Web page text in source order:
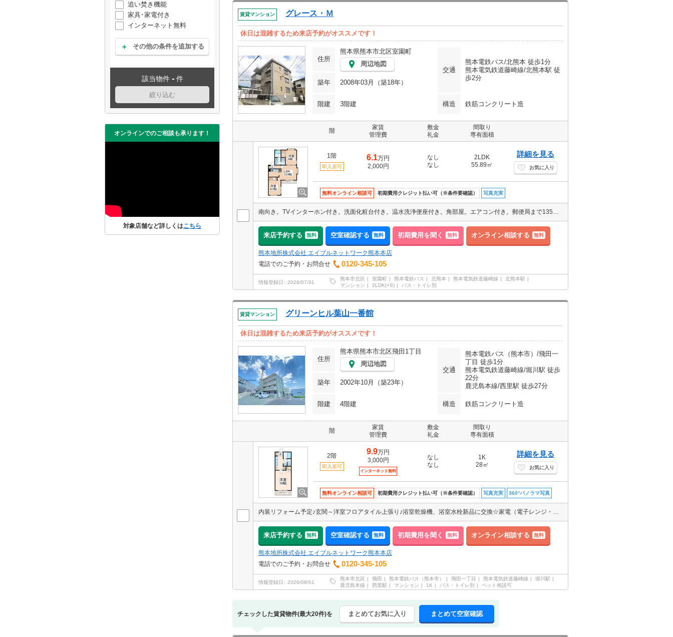
追い焚き機能
家具･家電付き
インターネット無料
その他の条件を追加する
該当物件 - 件
絞り込む
オンラインでのご相談も承ります！
対象店舗など詳しくはこちら
賃貸マンション グレース・Ｍ
休日は混雑するため来店予約がオススメです！
住所
熊本県熊本市北区室園町
周辺地図
交通
熊本電鉄バス/北熊本 徒歩1分
熊本電気鉄道藤崎線/北熊本駅 徒
歩2分
築年 2008年03月（築18年）
階建 3階建 構造 鉄筋コンクリート造
階
家賃
管理費
敷金
礼金
間取り
専有面積
1階
即入居可
6.1万円
2,000円
なし
なし
2LDK
55.89㎡
詳細を見る
お気に入り
無料オンライン相談可 初期費用クレジット払い可（※条件要確認） 写真充実
南向き。TVインターホン付き。洗面化粧台付き。温水洗浄便座付き。角部屋。エアコン付き。郵便局まで135ｍ。コンビニまで279ｍ。ディスカウントショップまで291ｍ。
来店予約する 無料 空室確認する 無料 初期費用を聞く 無料 オンライン相談する 無料
熊本地所株式会社 エイブルネットワーク熊本本店
電話でのご予約・お問合せ
0120-345-105
情報登録日 2026/07/31
熊本市北区 室園町 熊本電鉄バス 北熊本 熊本電気鉄道藤崎線
北熊本駅
マンション
2LDK(+S) バス・トイレ別
賃貸マンション グリーンヒル葉山一番館
休日は混雑するため来店予約がオススメです！
住所
熊本県熊本市北区飛田1丁目
周辺地図
交通
熊本電鉄バス（熊本市）/飛田一
丁目 徒歩1分
熊本電気鉄道藤崎線/堀川駅 徒歩
22分
鹿児島本線/西里駅 徒歩27分
築年 2002年10月（築23年）
階建 4階建 構造 鉄筋コンクリート造
階
家賃
管理費
敷金
礼金
間取り
専有面積
2階
即入居可
9.9万円
3,000円
インターネット無料
なし
なし
1K
28㎡
詳細を見る
お気に入り
無料オンライン相談可 初期費用クレジット払い可（※条件要確認） 写真充実 360°パノラマ写真
内装リフォーム予定♪玄関～洋室フロアタイル上張り♪浴室乾燥機、浴室水栓新品に交換☆家電（電子レンジ・洗濯機・冷蔵庫）付♪
来店予約する 無料 空室確認する 無料 初期費用を聞く 無料 オンライン相談する 無料
熊本地所株式会社 エイブルネットワーク熊本本店
電話でのご予約・お問合せ
0120-345-105
情報登録日 2026/08/01
熊本市北区 飛田 熊本電鉄バス（熊本市） 飛田一丁目 熊本電気鉄道藤崎線
堀川駅
鹿児島本線
西里駅 マンション 1K バス・トイレ別 ペット相談可
チェックした賃貸物件(最大20件)を まとめてお気に入り まとめて空室確認